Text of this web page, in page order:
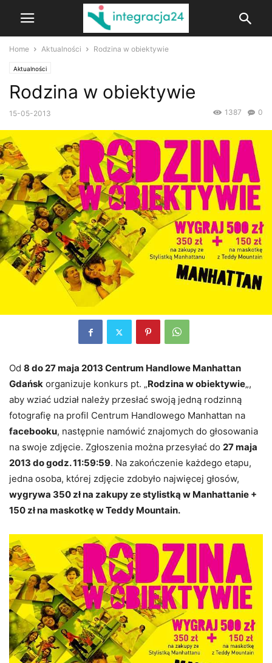
Home Aktualności Rodzina w obiektywie
Aktualności
Rodzina w obiektywie
15-05-2013 0
1387
Od 8 do 27 maja 2013 Centrum Handlowe Manhattan
Gdańsk organizuje konkurs pt. „Rodzina w obiektywie„,
aby wziać udział należy przesłać swoją jedną rodzinną
fotografię na profil Centrum Handlowego Manhattan na
facebooku, następnie namówić znajomych do głosowania
na swoje zdjęcie. Zgłoszenia można przesyłać do 27 maja
2013 do godz. 11:59:59. Na zakończenie każdego etapu,
jedna osoba, której zdjęcie zdobyło najwięcej głosów,
wygrywa 350 zł na zakupy ze stylistką w Manhattanie +
150 zł na maskotkę w Teddy Mountain.